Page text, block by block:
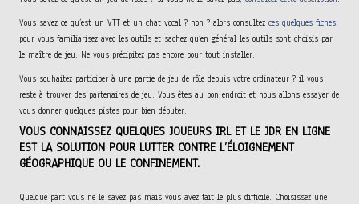
Vous savez ce qu’est un VTT et un chat vocal ? non ? alors consultez ces quelques fiches
pour vous familiarisez avec les outils et sachez qu’en général les outils sont choisis par
le maître de jeu. Ne vous précipitez pas encore pour tout installer.
Vous souhaitez participer à une partie de jeu de rôle depuis votre ordinateur ? il vous
reste à trouver des partenaires de jeu. Vous êtes au bon endroit et nous allons essayer de
vous donner quelques pistes pour bien débuter.
VOUS CONNAISSEZ QUELQUES JOUEURS IRL ET LE JDR EN LIGNE
EST LA SOLUTION POUR LUTTER CONTRE L’ÉLOIGNEMENT
GÉOGRAPHIQUE OU LE CONFINEMENT.
Quelque part vous ne le savez pas mais vous avez fait le plus difficile. Choisissez une